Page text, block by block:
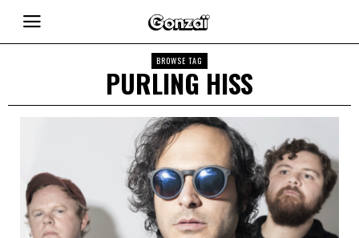
BROWSE TAG
PURLING HISS